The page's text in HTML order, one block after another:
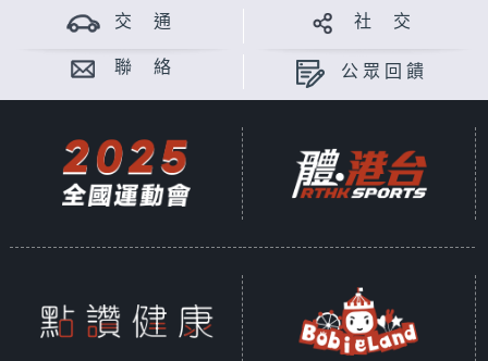
交 通 社 交
聯 絡 公眾回饋